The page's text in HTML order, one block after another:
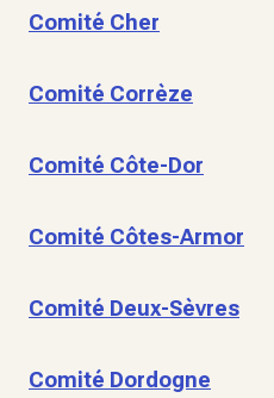
Comité Cher
Comité Corrèze
Comité Côte-Dor
Comité Côtes-Armor
Comité Deux-Sèvres
Comité Dordogne